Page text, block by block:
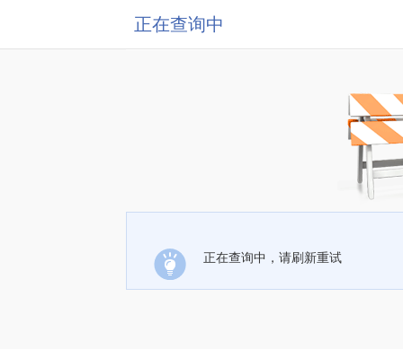
正在查询中
正在查询中，请刷新重试